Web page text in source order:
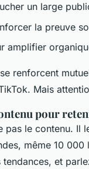
un large
la preuve
amplifier
renforcent
Mais
pour
pas le contenu. Il
même 10
et